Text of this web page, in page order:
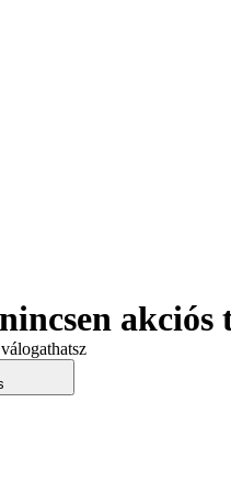
akciós